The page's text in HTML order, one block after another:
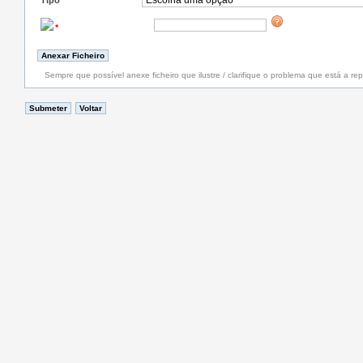
*
Sempre que possível anexe ficheiro que ilustre / clarifique o problema que está a